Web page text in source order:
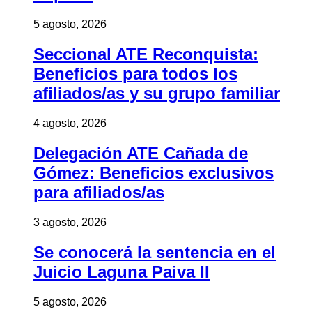
5 agosto, 2026
Seccional ATE Reconquista:
Beneficios para todos los
afiliados/as y su grupo familiar
4 agosto, 2026
Delegación ATE Cañada de
Gómez: Beneficios exclusivos
para afiliados/as
3 agosto, 2026
Se conocerá la sentencia en el
Juicio Laguna Paiva II
5 agosto, 2026